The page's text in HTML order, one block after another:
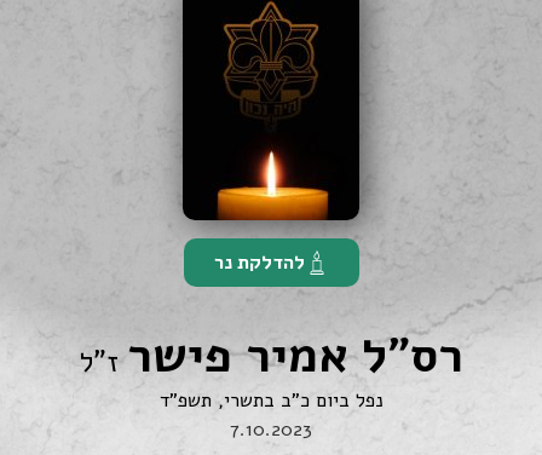
להדלקת נר
רס"ל אמיר פישרז"ל
נפל ביום כ"ב בתשרי, תשפ"ד
7.10.2023